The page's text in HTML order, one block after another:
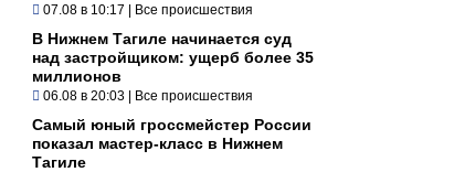
07.08 в 10:17 | Все происшествия
В Нижнем Тагиле начинается суд
над застройщиком: ущерб более 35
миллионов
06.08 в 20:03 | Все происшествия
Самый юный гроссмейстер России
показал мастер-класс в Нижнем
Тагиле